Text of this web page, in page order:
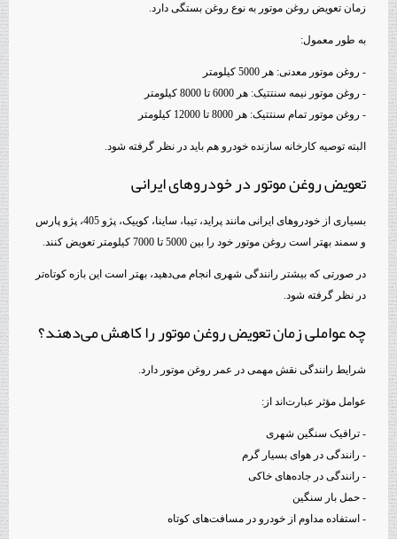
زمان تعویض روغن موتور به نوع روغن بستگی دارد.
به طور معمول:
- روغن موتور معدنی: هر 5000 کیلومتر
- روغن موتور نیمه سنتتیک: هر 6000 تا 8000 کیلومتر
- روغن موتور تمام سنتتیک: هر 8000 تا 12000 کیلومتر
البته توصیه کارخانه سازنده خودرو هم باید در نظر گرفته شود.
تعویض روغن موتور در خودروهای ایرانی
بسیاری از خودروهای ایرانی مانند پراید، تیبا، ساینا، کوییک، پژو 405، پژو پارس
و سمند بهتر است روغن موتور خود را بین 5000 تا 7000 کیلومتر تعویض کنند.
در صورتی که بیشتر رانندگی شهری انجام می‌دهید، بهتر است این بازه کوتاه‌تر
در نظر گرفته شود.
چه عواملی زمان تعویض روغن موتور را کاهش می‌دهند؟
شرایط رانندگی نقش مهمی در عمر روغن موتور دارد.
عوامل مؤثر عبارت‌اند از:
- ترافیک سنگین شهری
- رانندگی در هوای بسیار گرم
- رانندگی در جاده‌های خاکی
- حمل بار سنگین
- استفاده مداوم از خودرو در مسافت‌های کوتاه